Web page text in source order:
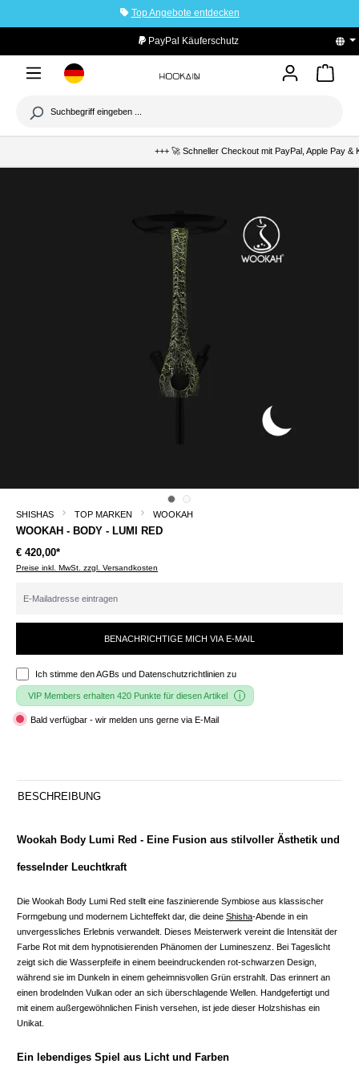
Top Angebote entdecken
PayPal Käuferschutz
+++ 🚀 Schneller Checkout mit PayPal, Apple Pay &
SHISHAS TOP MARKEN WOOKAH
WOOKAH - BODY - LUMI RED
€ 420,00*
Preise inkl. MwSt. zzgl. Versandkosten
BENACHRICHTIGE MICH VIA E-MAIL
Ich stimme denAGBs und Datenschutzrichtlinien zu
VIP Members erhalten 420 Punkte für diesen Artikel
Bald verfügbar - wir melden uns gerne via E-Mail
BESCHREIBUNG
Wookah Body Lumi Red - Eine Fusion aus stilvoller Ästhetik und
fesselnder Leuchtkraft
Die Wookah Body Lumi Red stellt eine faszinierende Symbiose aus klassischer
Formgebung und modernem Lichteffekt dar, die deine Shisha-Abende in ein
unvergessliches Erlebnis verwandelt. Dieses Meisterwerk vereint die Intensität der
Farbe Rot mit dem hypnotisierenden Phänomen der Lumineszenz. Bei Tageslicht
zeigt sich die Wasserpfeife in einem beeindruckenden rot-schwarzen Design,
während sie im Dunkeln in einem geheimnisvollen Grün erstrahlt. Das erinnert an
einen brodelnden Vulkan oder an sich überschlagende Wellen. Handgefertigt und
mit einem außergewöhnlichen Finish versehen, ist jede dieser Holzshishas ein
Unikat.
Ein lebendiges Spiel aus Licht und Farben